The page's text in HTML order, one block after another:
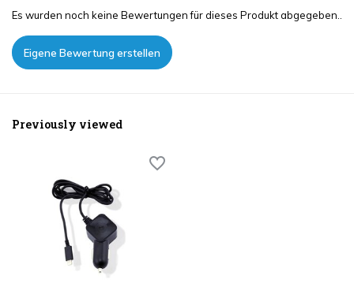
Es wurden noch keine Bewertungen für dieses Produkt abgegeben..
Eigene Bewertung erstellen
Previously viewed